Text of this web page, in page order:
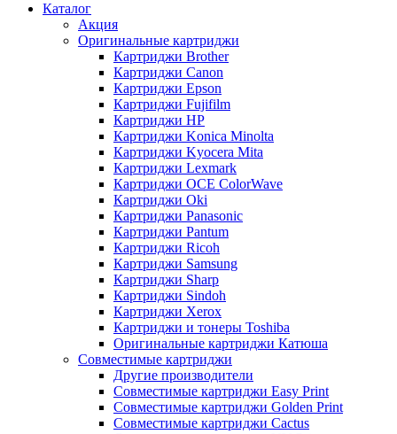
Каталог
Акция
Оригинальные картриджи
Картриджи Brother
Картриджи Canon
Картриджи Epson
Картриджи Fujifilm
Картриджи HP
Картриджи Konica Minolta
Картриджи Kyocera Mita
Картриджи Lexmark
Картриджи OCE ColorWave
Картриджи Oki
Картриджи Panasonic
Картриджи Pantum
Картриджи Ricoh
Картриджи Samsung
Картриджи Sharp
Картриджи Sindoh
Картриджи Xerox
Картриджи и тонеры Toshiba
Оригинальные картриджи Катюша
Совместимые картриджи
Другие производители
Совместимые картриджи Easy Print
Совместимые картриджи Golden Print
Совместимые картриджи Cactus